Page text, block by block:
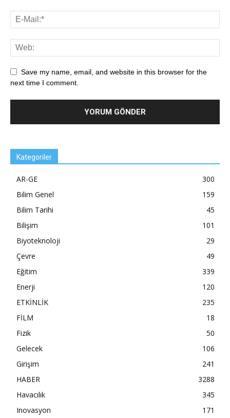
Save my name, email, and website in this browser for the
next time I comment.
Kategoriler
AR-GE
300
Bilim Genel
159
Bilim Tarihi
45
Bilişim
101
Biyoteknoloji
29
Çevre
49
Eğitim
339
Enerji
120
ETKİNLİK
235
FİLM
18
Fizik
50
Gelecek
106
Girişim
241
HABER
3288
Havacılık
345
Inovasyon
171